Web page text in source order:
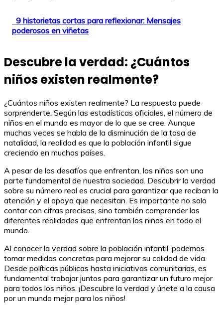
9 historietas cortas para reflexionar: Mensajes
poderosos en viñetas
Descubre la verdad: ¿Cuántos
niños existen realmente?
¿Cuántos niños existen realmente? La respuesta puede
sorprenderte. Según las estadísticas oficiales, el número de
niños en el mundo es mayor de lo que se cree. Aunque
muchas veces se habla de la disminución de la tasa de
natalidad, la realidad es que la población infantil sigue
creciendo en muchos países.
A pesar de los desafíos que enfrentan, los niños son una
parte fundamental de nuestra sociedad. Descubrir la verdad
sobre su número real es crucial para garantizar que reciban la
atención y el apoyo que necesitan. Es importante no solo
contar con cifras precisas, sino también comprender las
diferentes realidades que enfrentan los niños en todo el
mundo.
Al conocer la verdad sobre la población infantil, podemos
tomar medidas concretas para mejorar su calidad de vida.
Desde políticas públicas hasta iniciativas comunitarias, es
fundamental trabajar juntos para garantizar un futuro mejor
para todos los niños. ¡Descubre la verdad y únete a la causa
por un mundo mejor para los niños!